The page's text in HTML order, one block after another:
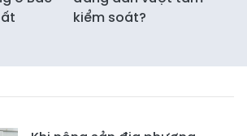
kiểm soát?